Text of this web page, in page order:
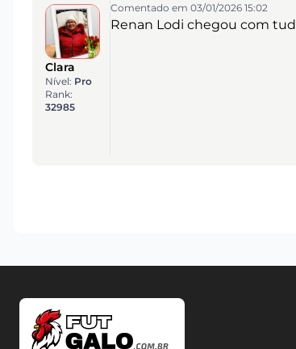
Clara
Nível: Pro
Rank:
32985
Comentado em 03/01/2026 15:02
Renan Lodi chegou com